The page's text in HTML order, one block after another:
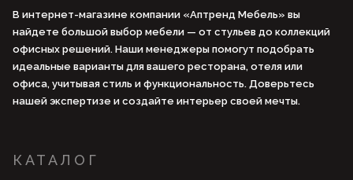
В интернет-магазине компании «Аптренд Мебель» вы
найдете большой выбор мебели — от стульев до коллекций
офисных решений. Наши менеджеры помогут подобрать
идеальные варианты для вашего ресторана, отеля или
офиса, учитывая стиль и функциональность. Доверьтесь
нашей экспертизе и создайте интерьер своей мечты.
КАТАЛОГ